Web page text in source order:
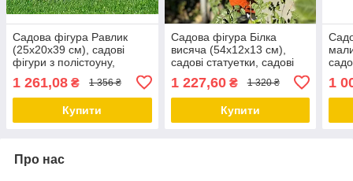
Садова фігура Равлик
(25х20х39 см), садові
фігури з полістоуну,
1 261,08 ₴ 1 356 ₴
Купити
Садова фігура Білка
висяча (54х12х13 см),
садові статуетки, садові
садово-паркові фігури
1 227,60₴ 1 320 ₴
Купити
1
Про нас